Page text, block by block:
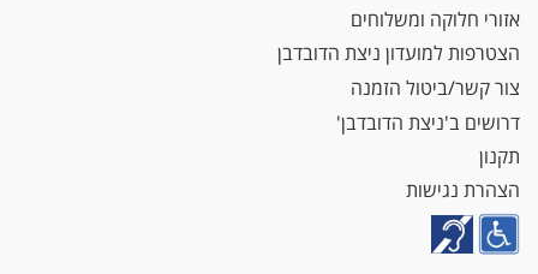
אזורי חלוקה ומשלוחים
הצטרפות למועדון ניצת הדובדבן
צור קשר/ביטול הזמנה
דרושים ב'ניצת הדובדבן'
תקנון
הצהרת נגישות